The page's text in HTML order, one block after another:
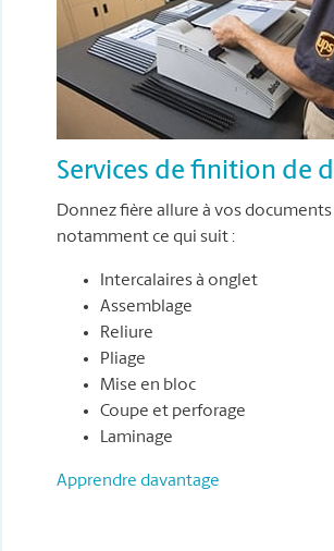
Services de finition de
Donnez fière allure à vos
notamment ce qui suit :
Intercalaires à onglet
Assemblage
Reliure
Pliage
Mise en bloc
Coupe et perforage
Laminage
Apprendre davantage